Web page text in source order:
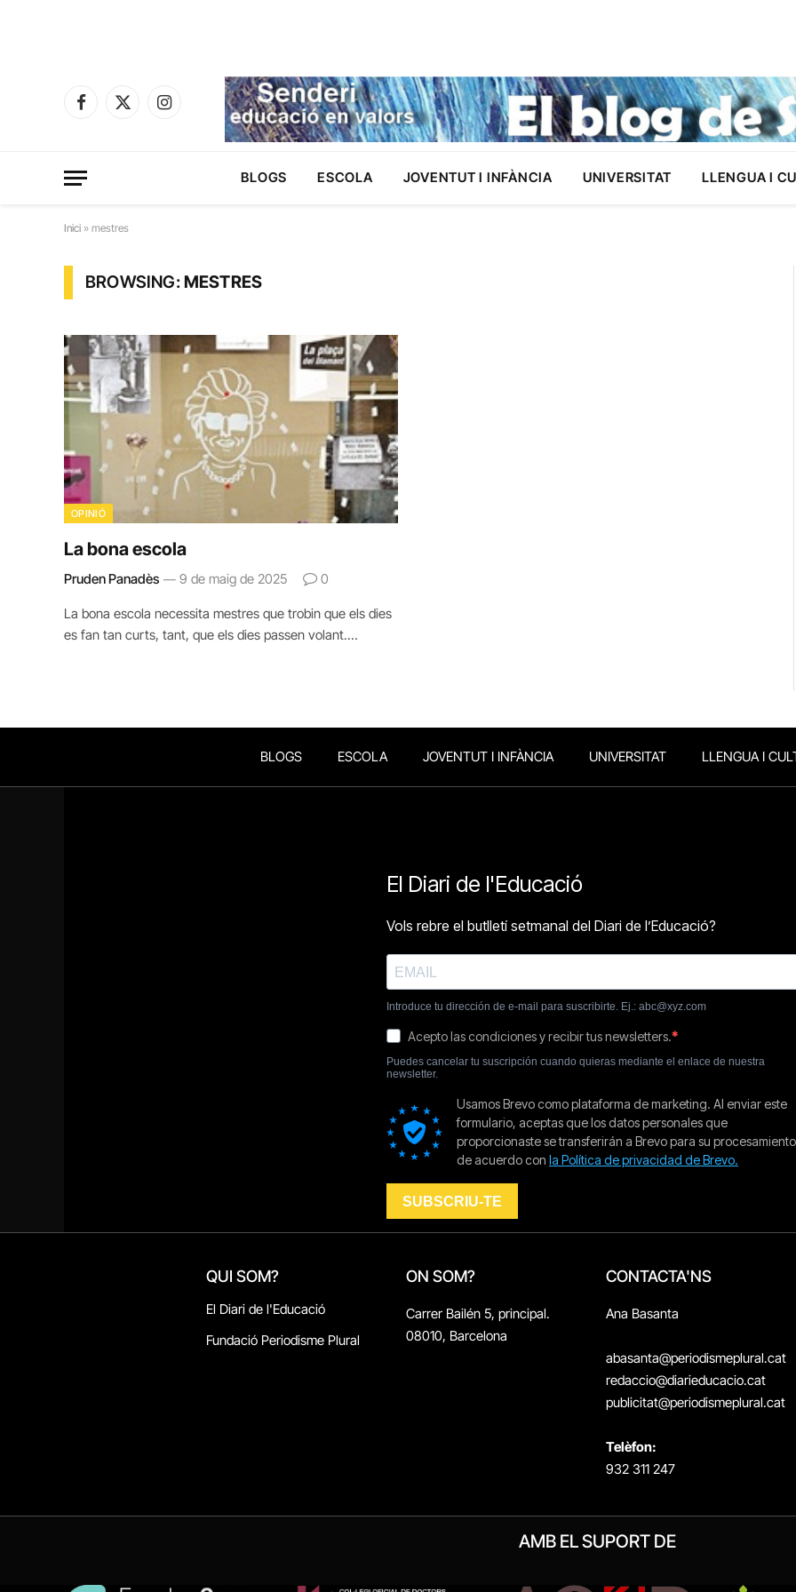
Facebook
X
Instagram
BLOGS ESCOLA JOVENTUT I INFÀNCIA UNIVERSITAT LLENGUA I
Inici » mestres
BROWSING:MESTRES
OPINIÓ
La bona escola
Pruden Panadès 9 de maig de 2025 0
La bona escola necessita mestres que trobin que els dies
es fan tan curts, tant, que els dies passen volant.…
BLOGS ESCOLA JOVENTUT I INFÀNCIA UNIVERSITAT LLENGUA I
QUI SOM?
El Diari de l'Educació
Fundació Periodisme Plural
ON SOM?
Carrer Bailén 5, principal.
08010, Barcelona
CONTACTA'NS
Ana Basanta
abasanta@periodismeplural.cat
redaccio@diarieducacio.cat
publicitat@periodismeplural.cat
Telèfon:
932 311 247
AMB EL SUPORT DE